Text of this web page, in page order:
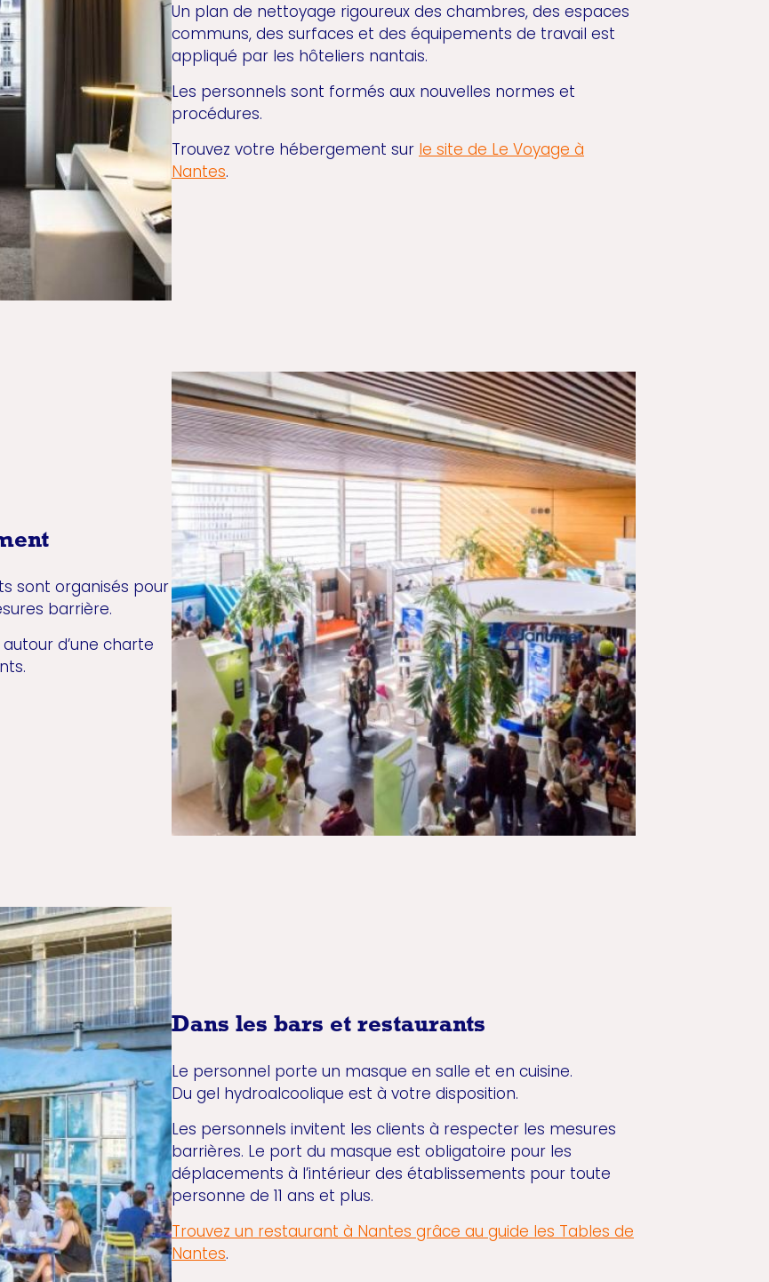
Un plan de nettoyage rigoureux des chambres, des espaces
communs, des surfaces et des équipements de travail est
appliqué par les hôteliers nantais.
Les personnels sont formés aux nouvelles normes et
procédures.
Trouvez votre hébergement sur le site de Le Voyage à
Nantes.
sont organisés pour
barrière.
d’une charte
Dans les bars et restaurants
Le personnel porte un masque en salle et en cuisine.
Du gel hydroalcoolique est à votre disposition.
Les personnels invitent les clients à respecter les mesures
barrières. Le port du masque est obligatoire pour les
déplacements à l’intérieur des établissements pour toute
personne de 11 ans et plus.
Trouvez un restaurant à Nantes grâce au guide les Tables de
Nantes.